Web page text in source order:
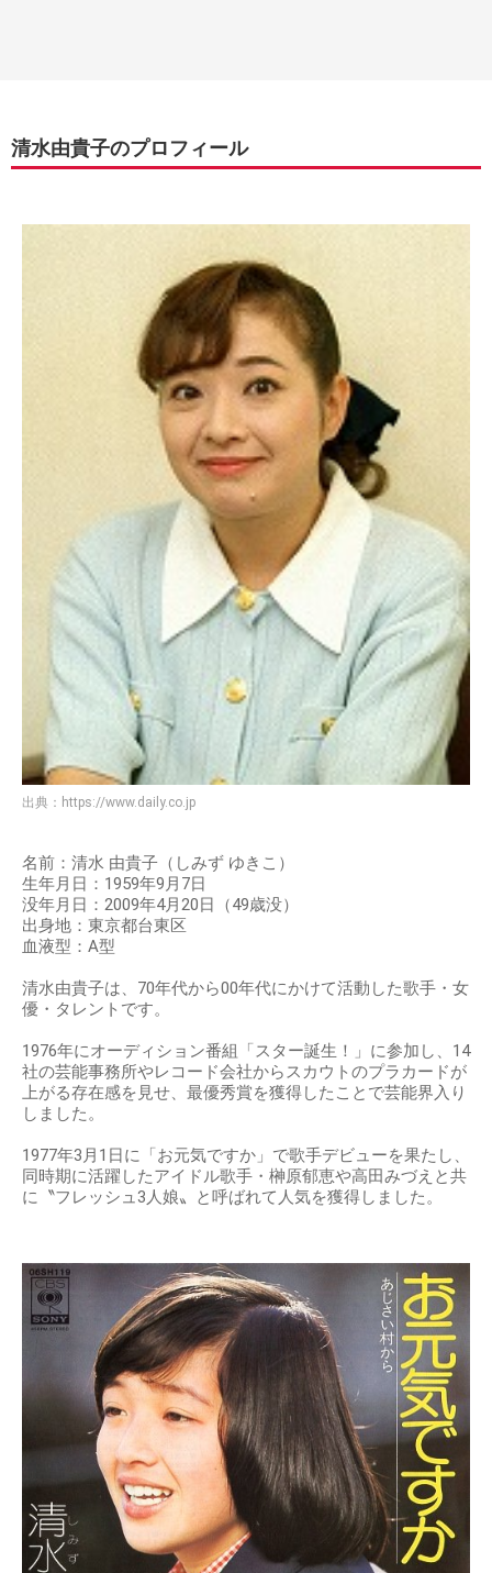
清水由貴子のプロフィール
出典： https://www.daily.co.jp
名前：清水 由貴子（しみず ゆきこ）
生年月日：1959年9月7日
没年月日：2009年4月20日（49歳没）
出身地：東京都台東区
血液型：A型
清水由貴子は、70年代から00年代にかけて活動した歌手・女
優・タレントです。
1976年にオーディション番組「スター誕生！」に参加し、14
社の芸能事務所やレコード会社からスカウトのプラカードが
上がる存在感を見せ、最優秀賞を獲得したことで芸能界入り
しました。
1977年3月1日に「お元気ですか」で歌手デビューを果たし、
同時期に活躍したアイドル歌手・榊原郁恵や高田みづえと共
に〝フレッシュ3人娘〟と呼ばれて人気を獲得しました。